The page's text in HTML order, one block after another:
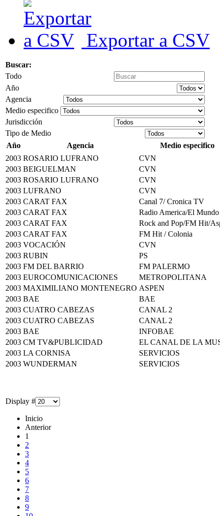
Exportar a CSV
Buscar:
Todo
Año
Agencia
Medio especifico
Jurisdicción
Tipo de Medio
Display #
Inicio
Anterior
1
2
3
4
5
6
7
8
9
Año Agencia
Medio especifico
2003 ROSARIO LUFRANO
CVN
2003 BEIGUELMAN
CVN
2003 ROSARIO LUFRANO
CVN
2003 LUFRANO
CVN
2003 CARAT FAX
Canal 7/ Cronica TV
2003 CARAT FAX
Radio America/El Mundo
2003 CARAT FAX
Rock and Pop/FM Hit/
2003 CARAT FAX
FM Hit / Colonia
2003 VOCACIÓN
CVN
2003 RUBIN
PS
2003 FM DEL BARRIO
FM PALERMO
2003 EUROCOMUNICACIONES
METROPOLITANA
2003 MAXIMILIANO MONTENEGRO ASPEN
2003 BAE
BAE
2003 CUATRO CABEZAS
CANAL 2
2003 CUATRO CABEZAS
CANAL 2
2003 BAE
INFOBAE
2003 CM TV&PUBLICIDAD
EL CANAL DE LA
2003 LA CORNISA
SERVICIOS
2003 WUNDERMAN SERVICIOS